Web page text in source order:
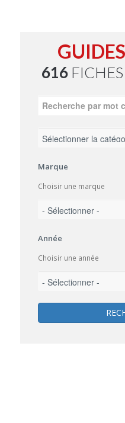
616
Marque
Choisir une marque
Année
Choisir une année